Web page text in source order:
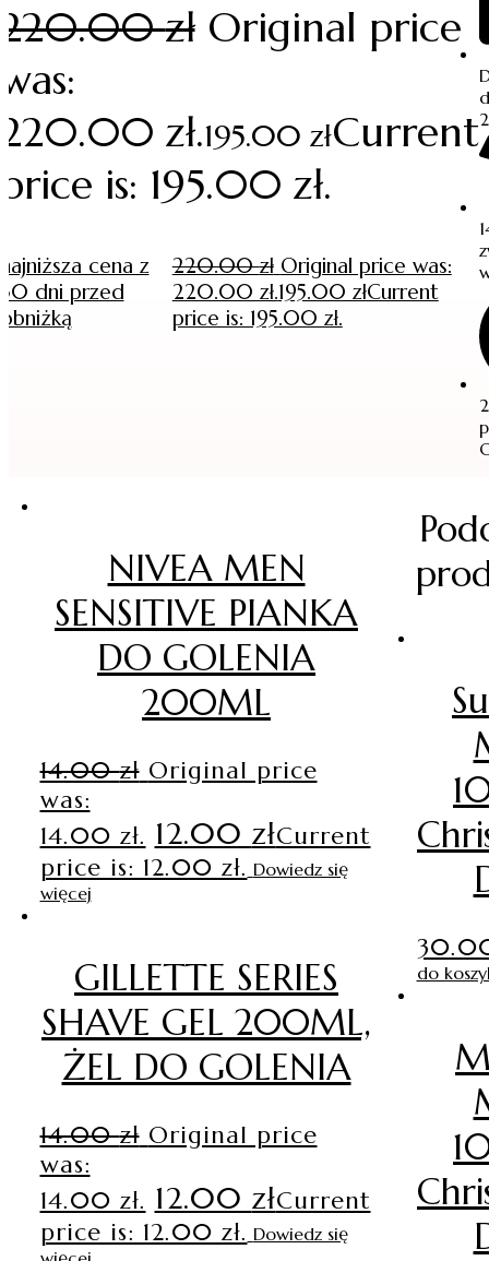
220.00zł Original price
was:
220.00 zł.195.00 złCurrent
price is: 195.00 zł.
najniższa cena z
30 dni przed
obniżką
220.00zł Original price was:
220.00 zł.195.00 złCurrent
price is: 195.00 zł.
NIVEA MEN
SENSITIVE PIANKA
DO GOLENIA
200ML
14.00zł Original price
was:
14.00 zł. 12.00 złCurrent
price is: 12.00 zł. Dowiedz się
więcej
GILLETTE SERIES
SHAVE GEL 200ML,
ŻEL DO GOLENIA
14.00zł Original price
was:
14.00 zł. 12.00 złCurrent
price is: 12.00 zł. Dowiedz się
do